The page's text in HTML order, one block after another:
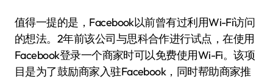
值得一提的是，Facebook以前曾有过利用Wi-Fi访问
的想法。2年前该公司与思科合作进行试点，在使用
Facebook登录一个商家时可以免费使用Wi-Fi。该项
目是为了鼓励商家入驻Facebook，同时帮助商家推